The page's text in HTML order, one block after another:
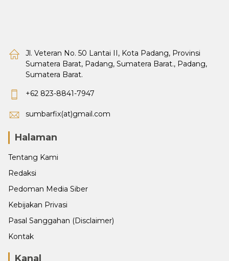
Jl. Veteran No. 50 Lantai II, Kota Padang, Provinsi
Sumatera Barat, Padang, Sumatera Barat., Padang,
Sumatera Barat.
+62 823-8841-7947
sumbarfix(at)gmail.com
Halaman
Tentang Kami
Redaksi
Pedoman Media Siber
Kebijakan Privasi
Pasal Sanggahan (Disclaimer)
Kontak
Kanal